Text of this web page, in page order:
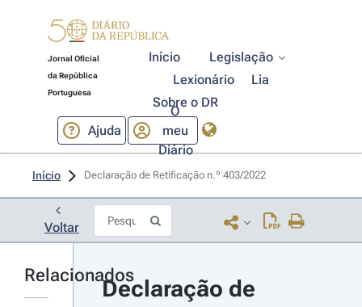
Jornal Oficial
da República
Portuguesa
Início
Legislação
Lexionário
Lia
Sobre o DR
Ajuda
O
meu
Diário
Início Declaração de Retificação n.º 403/2022
Voltar
Relacionados
Declaração de